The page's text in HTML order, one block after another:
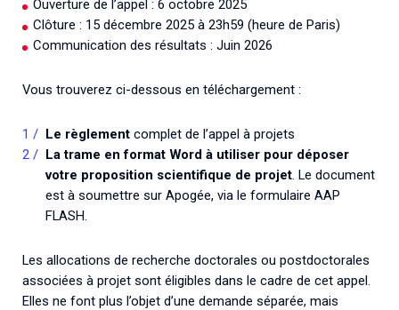
Ouverture de l’appel : 6 octobre 2025
Clôture : 15 décembre 2025 à 23h59 (heure de Paris)
Communication des résultats : Juin 2026
Vous trouverez ci-dessous en téléchargement :
Le règlementcomplet de l’appel à projets
La trame en format Word à utiliser pour déposer
votre proposition scientifique de projet. Le document
est à soumettre sur Apogée, via le formulaire AAP
FLASH.
Les allocations de recherche doctorales ou postdoctorales
associées à projet sont éligibles dans le cadre de cet appel.
Elles ne font plus l’objet d’une demande séparée, mais